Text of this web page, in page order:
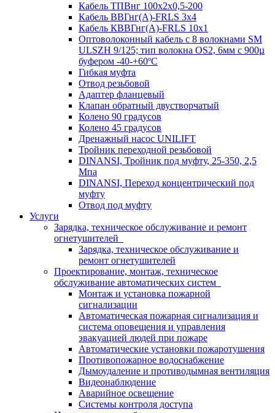
Кабель ТПВнг 100х2х0,5-200
Кабель ВВГнг(А)-FRLS 3х4
Кабель КВВГнг(А)-FRLS 10х1
Оптоволоконный кабель с 8 волокнами SM
ULSZH 9/125; тип волокна OS2, 6мм с 900µ
буфером -40-+60ºC
Гибкая муфта
Отвод резьбовой
Адаптер фланцевый
Клапан обратный двустворчатый
Колено 90 градусов
Колено 45 градусов
Дренажный насос UNILIFT
Тройник переходной резьбовой
DINANSI, Тройник под муфту, 25-350, 2,5
Мпа
DINANSI, Переход концентрический под
муфту
Отвод под муфту
Услуги
Зарядка, техническое обслуживание и ремонт
огнетушителей
Зарядка, техническое обслуживание и
ремонт огнетушителей
Проектирование, монтаж, техническое
обслуживание автоматических систем
Монтаж и установка пожарной
сигнализации
Автоматическая пожарная сигнализация и
система оповещения и управления
эвакуацией людей при пожаре
Автоматические установки пожаротушения
Противопожарное водоснабжение
Дымоудаление и противодымная вентиляция
Видеонаблюдение
Аварийное освещение
Системы контроля доступа